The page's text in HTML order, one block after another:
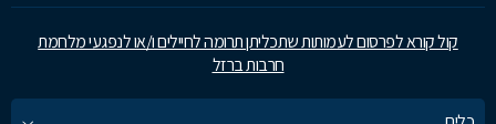
קול קורא לפרסום לעמותות שתכליתן תרומה לחיילים ו/או לנפגעי מלחמת
חרבות ברזל